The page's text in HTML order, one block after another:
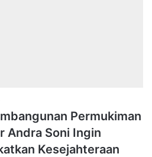
Permukiman
Andra Soni Ingin
Kesejahteraan